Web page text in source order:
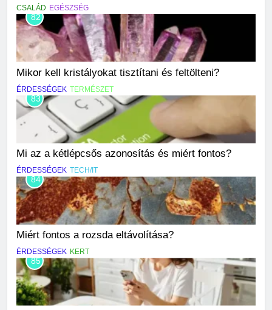
CSALÁD EGÉSZSÉG
82
Mikor kell kristályokat tisztítani és feltölteni?
ÉRDESSÉGEK TERMÉSZET
83
Mi az a kétlépcsős azonosítás és miért fontos?
ÉRDESSÉGEK TECH/IT
84
Miért fontos a rozsda eltávolítása?
ÉRDESSÉGEK KERT
85